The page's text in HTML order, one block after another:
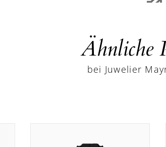
Ähnliche
bei Juwelier